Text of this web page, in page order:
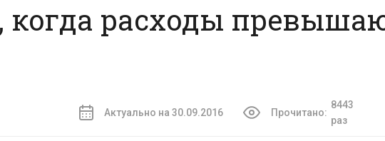
когда расходы
Актуально на 30.09.2016 Прочитано:
8443
раз